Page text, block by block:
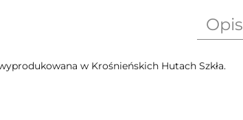
Opis
w Krośnieńskich Hutach Szkła.